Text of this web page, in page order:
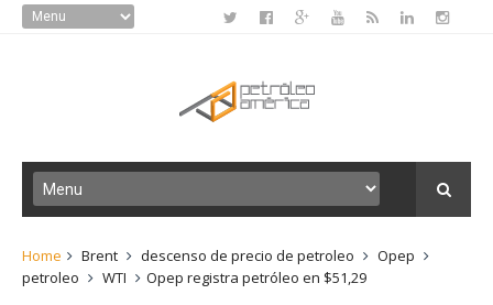
Home Brent descenso de precio de petroleo
Opep
petroleo
WTI Opep registra petróleo en $51,29